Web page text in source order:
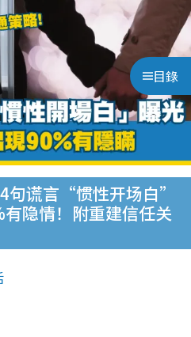
目錄
句谎言“惯性开场白”
隐情！附重建信任关